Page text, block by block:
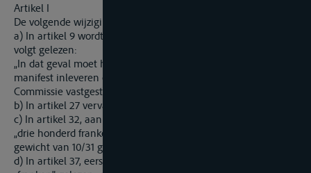
Artikel I
De volgende wijzigingen worden aangebracht:
a) In artikel 9 wordt de laatste zin van de eerste alinea als
volgt gelezen:
„In dat geval moet hij bovendien ten douanekantore een
manifest inleveren overeenkomstig het door de Centrale
Commissie vastgestelde model."
b) In artikel 27 vervalt de laatste zin van de eerste alinea.
c) In artikel 32, aan het eind, wordt in plaats van de woorden
„drie honderd franken" gelezen „600 goudfranken van een
gewicht van 10/31 gram met een gehalte van 0,900".
d) In artikel 37, eerste alinea, wordt in de plaats van het woord